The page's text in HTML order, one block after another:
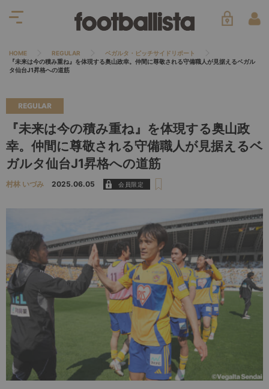
HOME REGULAR
ベガルタ・ピッチサイドリポート
『未来は今の積み重ね』を体現する奥山政幸。仲間に尊敬される守備職人が見据えるベガル
タ仙台J1昇格への道筋
REGULAR
『未来は今の積み重ね』を体現する奥山政
幸。仲間に尊敬される守備職人が見据えるベ
ガルタ仙台J1昇格への道筋
村林 いづみ 2025.06.05